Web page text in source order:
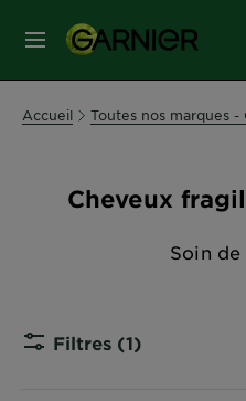
MENU
SOINS
SOINS
Accueil Toutes nos marques -
Cheveux
Soin de
Filtres (1)